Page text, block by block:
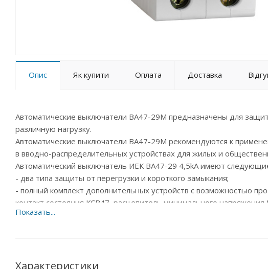
Опис Як купити Оплата Доставка
Автоматические выключатели ВА47-29М предназначены для
различную нагрузку.
Автоматические выключатели ВА47-29М рекомендуются к
в вводно-распределительных устройствах для жилых и
Автоматический выключатель ИЕК ВА47-29 4,5kA имеют
- два типа защиты от перегрузки и короткого замыкания;
- полный комплект дополнительных устройств с возможностью
контакт состояния КСВ47, расцепитель минимального
- специальная конструкция корпуса с увеличенной теплоотдачей;
- усовершенствованная более широкая рукоятка выключателя с
Характеристики